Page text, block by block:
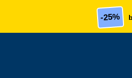
-25%